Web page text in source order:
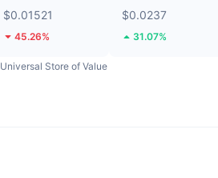
$0.01521
45.26%
$0.0237
31.07%
Universal Store of Value